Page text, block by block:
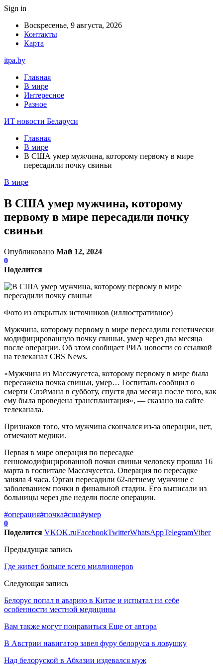
Sign in
Воскресенье, 9 августа, 2026
Контакты
Карта
itpa.by
Главная
В мире
Интересное
Разное
ИТ новости Беларуси
Главная
В мире
В США умер мужчина, которому первому в мире
пересадили почку свиньи
В мире
В США умер мужчина, которому
первому в мире пересадили почку
свиньи
Опубликовано Май 12, 2024
0
Поделится
Фото из открытых источников (иллюстративное)
Мужчина, которому первому в мире пересадили генетически
модифицированную почку свиньи, умер через два месяца
после операции. Об этом сообщает РИА новости со ссылкой
на телеканал CBS News.
«Мужчина из Массачусетса, которому первому в мире была
пересажена почка свиньи, умер… Госпиталь сообщил о
смерти Слэймана в субботу, спустя два месяца после того, как
ему была проведена трансплантация», — сказано на сайте
телеканала.
Признаков того, что мужчина скончался из-за операции, нет,
отмечают медики.
Первая в мире операция по пересадке
генномодифицированной почки свиньи человеку прошла 16
марта в госпитале Массачусетса. Операция по пересадке
заняла 4 часа. Орган пересадили 62-летнему мужчине с
заболеванием почки в финальной стадии. Его выписали из
больницы через две недели после операции.
#операция#почка#сша#умер
0
Поделится VKOK.ruFacebookTwitterWhatsAppTelegramViber
Предыдущая запись
Где живет больше всего миллионеров
Следующая запись
Белорус попал в аварию в Китае и испытал на себе
особенности местной медицины
Вам также могут понравиться Еще от автора
В Австрии навигатор завел фуру белоруса в ловушку
Над белоруской в Абхазии издевался муж